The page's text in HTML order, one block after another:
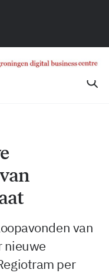
van
nieuwe
per